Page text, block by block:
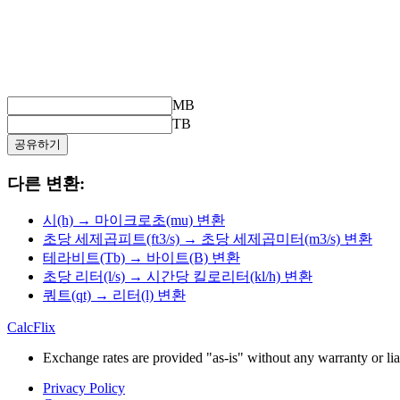
MB
TB
공유하기
다른 변환:
시(h) → 마이크로초(mu) 변환
초당 세제곱피트(ft3/s) → 초당 세제곱미터(m3/s) 변환
테라비트(Tb) → 바이트(B) 변환
초당 리터(l/s) → 시간당 킬로리터(kl/h) 변환
쿼트(qt) → 리터(l) 변환
CalcFlix
Exchange rates are provided "as-is" without any warranty or
Privacy Policy